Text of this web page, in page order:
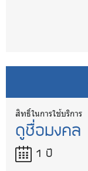
สิทธิ์ในการใช้บริการ
ดูชื่อมงคล
1 ปี